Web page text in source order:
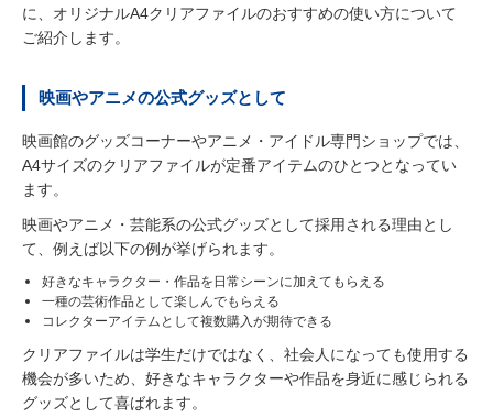
に、オリジナルA4クリアファイルのおすすめの使い方について
ご紹介します。
映画やアニメの公式グッズとして
映画館のグッズコーナーやアニメ・アイドル専門ショップでは、
A4サイズのクリアファイルが定番アイテムのひとつとなってい
ます。
映画やアニメ・芸能系の公式グッズとして採用される理由とし
て、例えば以下の例が挙げられます。
好きなキャラクター・作品を日常シーンに加えてもらえる
一種の芸術作品として楽しんでもらえる
コレクターアイテムとして複数購入が期待できる
クリアファイルは学生だけではなく、社会人になっても使用する
機会が多いため、好きなキャラクターや作品を身近に感じられる
グッズとして喜ばれます。